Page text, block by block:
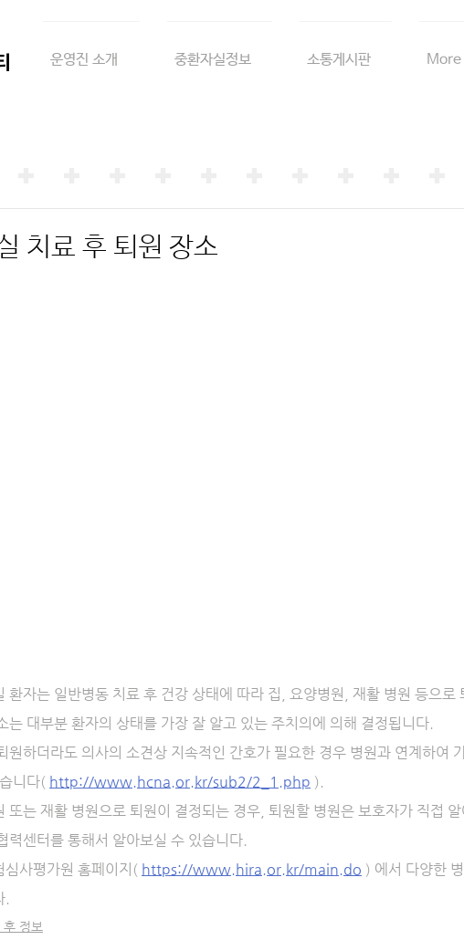
운영진 소개 중환자실정보 소통게시판 More
치료 후 퇴원 장소
환자는 일반병동 치료 후 건강 상태에 따라 집, 요양병원, 재활 병원 등으로
는 대부분 환자의 상태를 가장 잘 알고 있는 주치의에 의해 결정됩니다.
원하더라도 의사의 소견상 지속적인 간호가 필요한 경우 병원과 연계하여
니다( http://www.hcna.or.kr/sub2/2_1.php ).
또는 재활 병원으로 퇴원이 결정되는 경우, 퇴원할 병원은 보호자가 직접
력센터를 통해서 알아보실 수 있습니다.
심사평가원 홈페이지( https://www.hira.or.kr/main.do ) 에서 다양한
.
후 정보